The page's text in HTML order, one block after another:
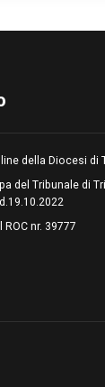
della Diocesi di
del Tribunale di
nr. 39777